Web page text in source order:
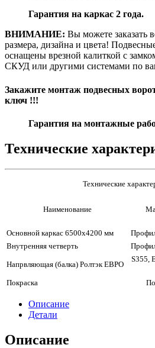
Гарантия на каркас 2 года.
ВНИМАНИЕ: Вы можете заказать
размера, дизайна и цвета!
оснащены врезной калиткой с
СКУД или другими системами по
Закажите монтаж подвесных
ключ !!!
Гарантия на монтажные
Технические
Технические
Наименование
Основной каркас 6500х4200 мм
Внутренняя четверть
Напрвляющая (балка) Ролтэк ЕВРО
S355,
Покраска
Описание
Детали
Описание